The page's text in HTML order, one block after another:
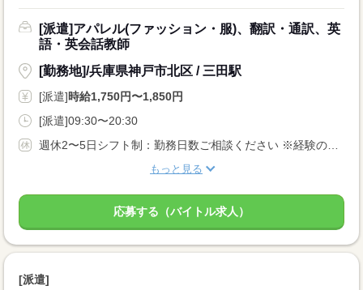
[派遣]アパレル(ファッション・服)、翻訳・通訳、英
語・英会話教師
[勤務地]/兵庫県神戸市北区 / 三田駅
[派遣]時給1,750円〜1,850円
[派遣]09:30〜20:30
もっと見る
応募する（バイトル求人）
[派遣]